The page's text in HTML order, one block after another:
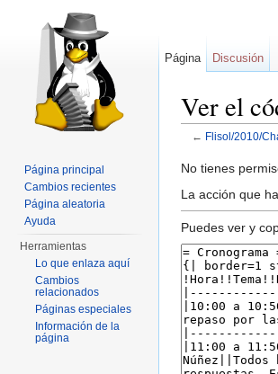
Ver el
← Flisol/2010/
No tienes
La acción que
Puedes ver y
Página Discusión
Página principal
Cambios recientes
Página aleatoria
Ayuda
Herramientas
Lo que enlaza aquí
Cambios
relacionados
Páginas especiales
Información de la
página